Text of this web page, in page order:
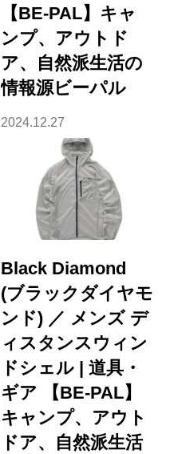
【BE-PAL】キャ
ンプ、アウトド
ア、自然派生活の
情報源ビーパル
2024.12.27
Black Diamond
(ブラックダイヤモ
ンド) ／ メンズ デ
ィスタンスウィン
ドシェル | 道具・
ギア 【BE-PAL】
キャンプ、アウト
ドア、自然派生活